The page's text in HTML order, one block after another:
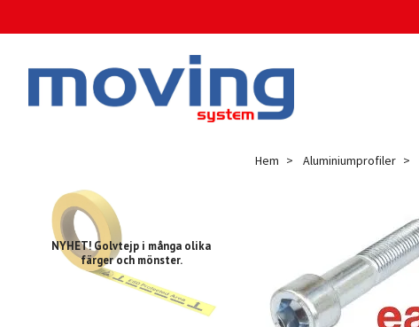
NYHET! Golvtejp i många olika
färger och mönster.
Hem Aluminiumprofiler